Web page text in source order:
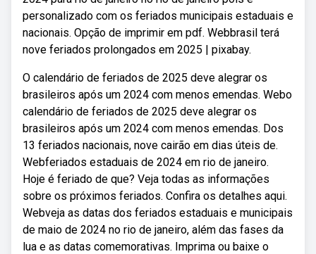
personalizado com os feriados municipais estaduais e
nacionais. Opção de imprimir em pdf. Webbrasil terá
nove feriados prolongados em 2025 | pixabay.
O calendário de feriados de 2025 deve alegrar os
brasileiros após um 2024 com menos emendas. Webo
calendário de feriados de 2025 deve alegrar os
brasileiros após um 2024 com menos emendas. Dos
13 feriados nacionais, nove cairão em dias úteis de.
Webferiados estaduais de 2024 em rio de janeiro.
Hoje é feriado de que? Veja todas as informações
sobre os próximos feriados. Confira os detalhes aqui.
Webveja as datas dos feriados estaduais e municipais
de maio de 2024 no rio de janeiro, além das fases da
lua e as datas comemorativas. Imprima ou baixe o